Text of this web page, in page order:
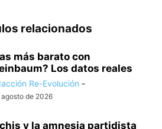
relacionados
más barato con
Los datos reales
Re-Evolución -
agosto de 2026
y la amnesia partidista